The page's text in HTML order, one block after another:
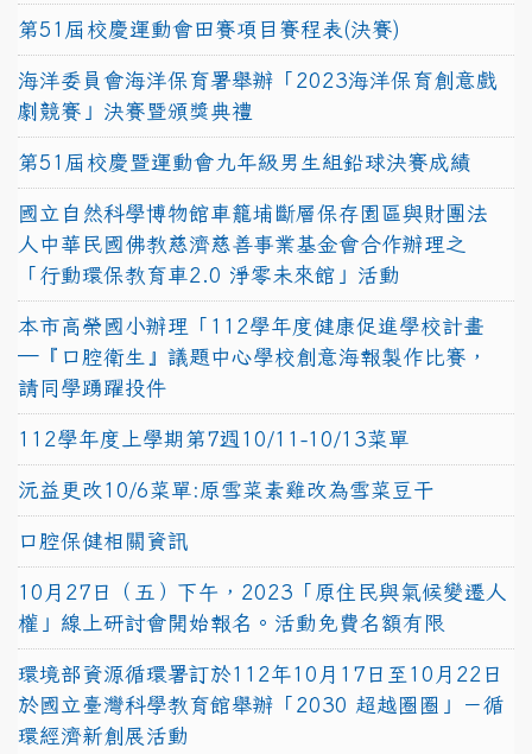
第51屆校慶運動會田賽項目賽程表(決賽)
海洋委員會海洋保育署舉辦「2023海洋保育創意戲
劇競賽」決賽暨頒獎典禮
第51屆校慶暨運動會九年級男生組鉛球決賽成績
國立自然科學博物館車籠埔斷層保存園區與財團法
人中華民國佛教慈濟慈善事業基金會合作辦理之
「行動環保教育車2.0 淨零未來館」活動
本市高榮國小辦理「112學年度健康促進學校計畫
─『口腔衛生』議題中心學校創意海報製作比賽，
請同學踴躍投件
112學年度上學期第7週10/11-10/13菜單
沅益更改10/6菜單:原雪菜素雞改為雪菜豆干
口腔保健相關資訊
10月27日（五）下午，2023「原住民與氣候變遷人
權」線上研討會開始報名。活動免費名額有限
環境部資源循環署訂於112年10月17日至10月22日
於國立臺灣科學教育館舉辦「2030 超越圈圈」－循
環經濟新創展活動